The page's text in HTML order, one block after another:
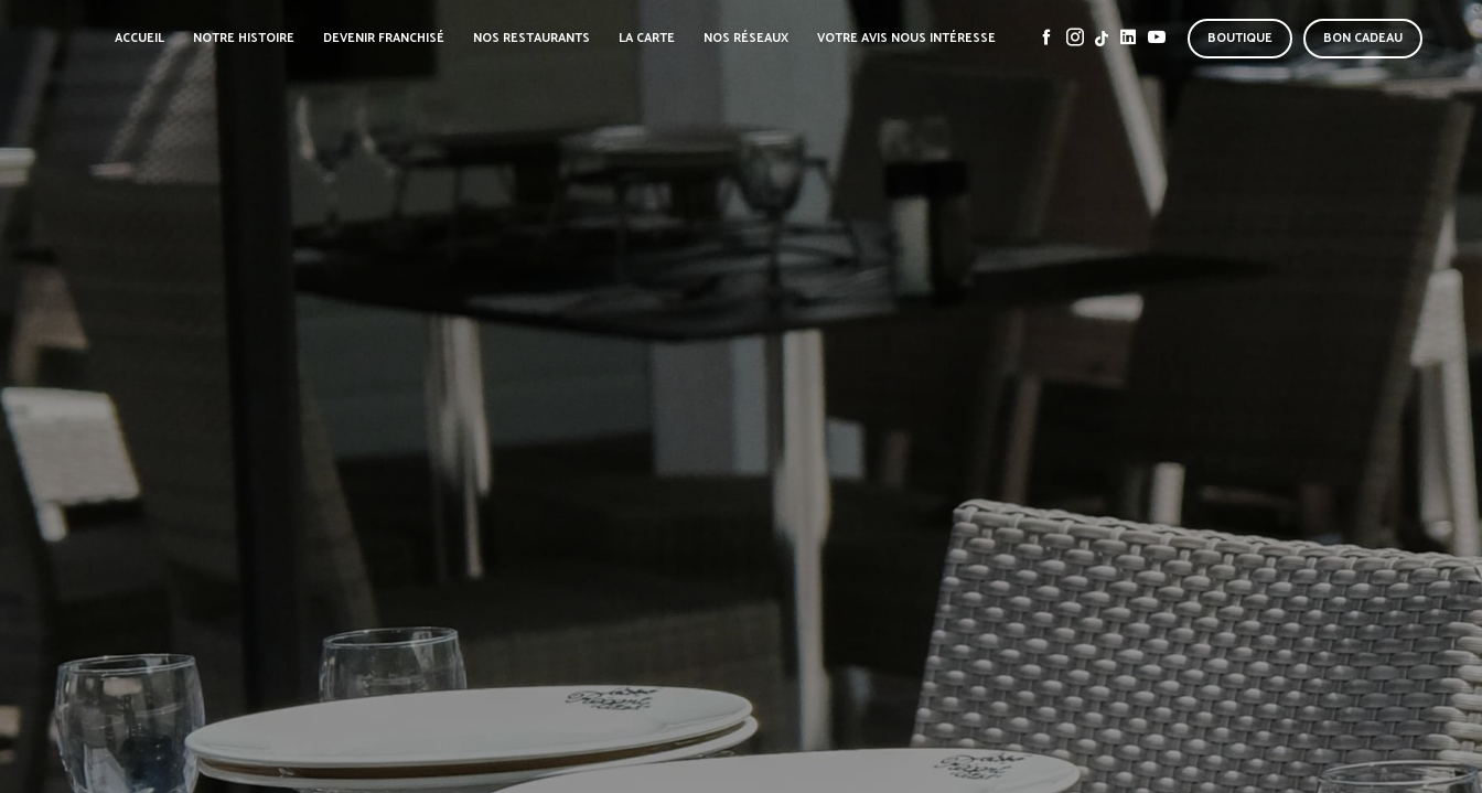
ACCUEIL NOTRE HISTOIRE DEVENIR FRANCHISÉ NOS RESTAURANTS LA CARTE NOS RÉSEAUX VOTRE AVIS NOUS INTÉRESSE BOUTIQUE BON CADEAU